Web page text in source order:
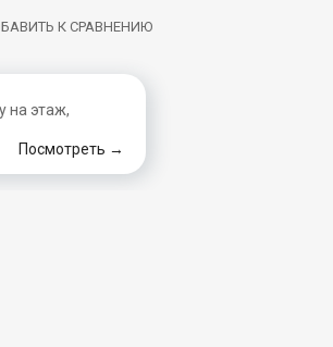
К СРАВНЕНИЮ
на этаж,
Посмотреть →